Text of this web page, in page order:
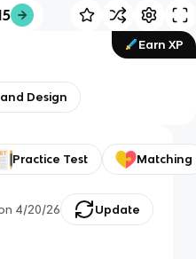
Earn XP
Design
Practice Test Matching
4/20/26 Update